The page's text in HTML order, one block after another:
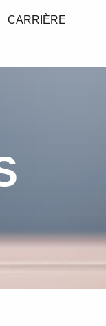
CARRIÈRE